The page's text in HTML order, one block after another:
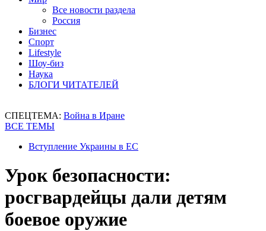
Все новости раздела
Россия
Бизнес
Спорт
Lifestyle
Шоу-биз
Наука
БЛОГИ ЧИТАТЕЛЕЙ
СПЕЦТЕМА: Война в Иране
ВСЕ ТЕМЫ
Вступление Украины в ЕС
Урок безопасности:
росгвардейцы дали детям
боевое оружие